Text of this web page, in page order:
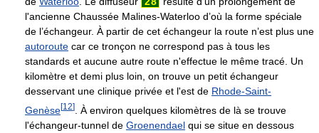
l'ancienne Chaussée Malines-Waterloo d’où la forme spéciale
de l’échangeur. À partir de cet échangeur la route n’est plus une
autoroute car ce tronçon ne correspond pas à tous les
standards et aucune autre route n'effectue le même tracé. Un
kilomètre et demi plus loin, on trouve un petit échangeur
desservant une clinique privée et l'est de Rhode-Saint-
Genèse[12]
. À environ quelques kilomètres de là se trouve
l'échangeur-tunnel de Groenendael qui se situe en dessous